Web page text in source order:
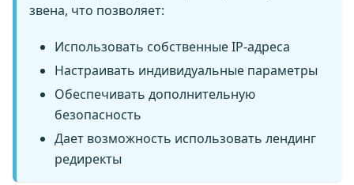
звена, что позволяет:
Использовать собственные IP-адреса
Настраивать индивидуальные параметры
Обеспечивать дополнительную
безопасность
Дает возможность использовать лендинг
редиректы